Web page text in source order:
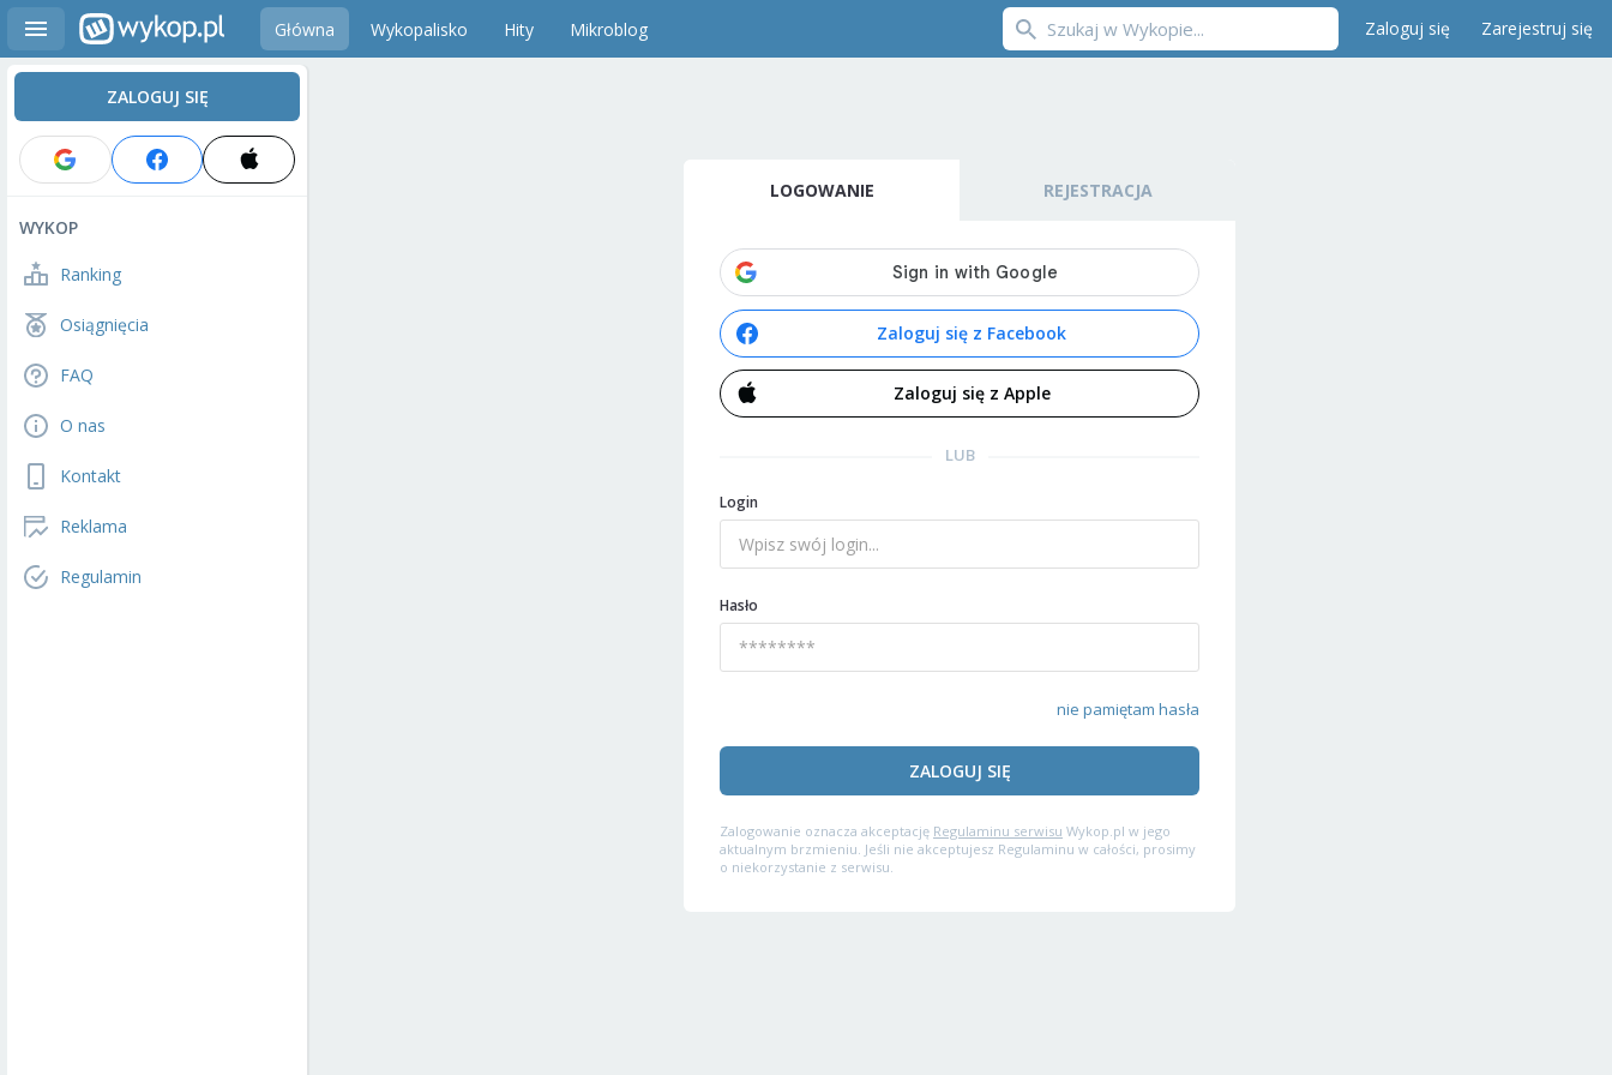
Główna Wykopalisko Hity Mikroblog Zaloguj się Zarejestruj się
ZALOGUJ SIĘ
WYKOP
Ranking
Osiągnięcia
FAQ
O nas
Kontakt
Reklama
Regulamin
LOGOWANIE REJESTRACJA
Zaloguj się z Facebook
Zaloguj się z Apple
LUB
Login
Hasło
nie pamiętam hasła
ZALOGUJ SIĘ
Zalogowanie oznacza akceptację Regulaminu serwisu Wykop.pl w jego
aktualnym brzmieniu. Jeśli nie akceptujesz Regulaminu w całości, prosimy
o niekorzystanie z serwisu.